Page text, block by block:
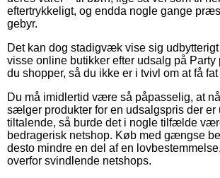
eftertrykkeligt, og endda nogle gange
gebyr.
Det kan dog stadigvæk vise sig
visse online butikker efter udsalg på Party
du shopper, så du ikke er i tvivl om at få
Du må imidlertid være så påpasselig, at
sælger produkter for en udsalgspris der er
tiltalende, så burde det i nogle tilfælde
bedragerisk netshop. Køb med gængse
desto mindre en del af en
overfor svindlende netshops.